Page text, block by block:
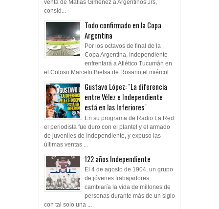
venta de Matías Giménez a Argentinos Jrs,
consid...
Todo confirmado en la Copa
Argentina
Por los octavos de final de la
Copa Argentina, Independiente
enfrentará a Atlético Tucumán en
el Coloso Marcelo Bielsa de Rosario el miércol...
Gustavo López: "La diferencia
entre Vélez e Independiente
está en las Inferiores"
En su programa de Radio La Red
el periodista fue duro con el plantel y el armado
de juveniles de Independiente, y expuso las
últimas ventas ...
122 años Independiente
El 4 de agosto de 1904, un grupo
de jóvenes trabajadores
cambiaría la vida de millones de
personas durante más de un siglo
con tal solo una ...